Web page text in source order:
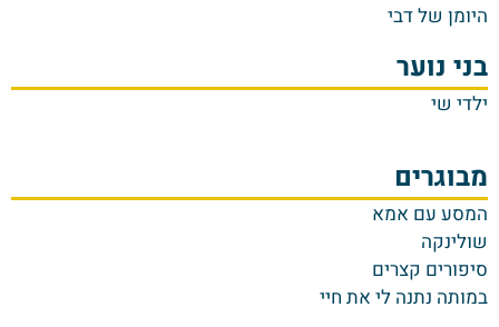
היומן של דבי
בני נוער
ילדי שי
מבוגרים
המסע עם אמא
שולינקה
סיפורים קצרים
במותה נתנה לי את חיי